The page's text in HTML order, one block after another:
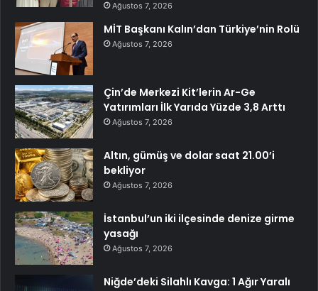
Ağustos 7, 2026
MİT Başkanı Kalın’dan Türkiye’nin Rolü
Ağustos 7, 2026
Çin’de Merkezi Kit’lerin Ar-Ge
Yatırımları İlk Yarıda Yüzde 3,8 Arttı
Ağustos 7, 2026
Altın, gümüş ve dolar saat 21.00’i
bekliyor
Ağustos 7, 2026
İstanbul’un iki ilçesinde denize girme
yasağı
Ağustos 7, 2026
Niğde’deki Silahlı Kavga: 1 Ağır Yaralı